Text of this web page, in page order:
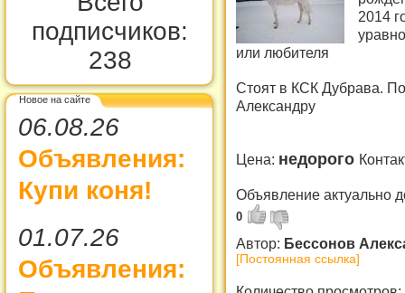
подписчиков:
238
Новое на сайте
06.08.26
Объявления:
Купи коня!
01.07.26
Объявления:
2014
или любителя
Стоят в КСК Дубрава.
Александру
Цена: недорого
Объявление актуально
0
Автор: Бессонов
[Постоянная ссылка]